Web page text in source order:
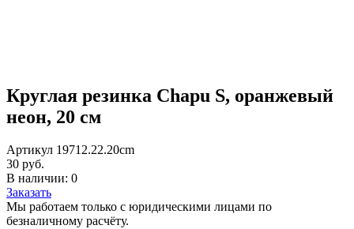
Круглая резинка Chapu S, оранжевый
неон, 20 см
Артикул 19712.22.20cm
30 руб.
В наличии: 0
Заказать
Мы работаем только с юридическими лицами по
безналичному расчёту.